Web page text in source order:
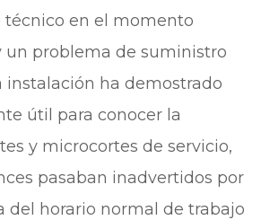
en el momento
un problema de suministro
instalación ha demostrado
útil para conocer la
y microcortes de servicio,
pasaban inadvertidos por
del horario normal de trabajo